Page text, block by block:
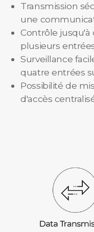
Transmission
une
Contrôle jusqu'à
plusieurs
Surveillance
quatre entrées
Possibilité de
d'accès